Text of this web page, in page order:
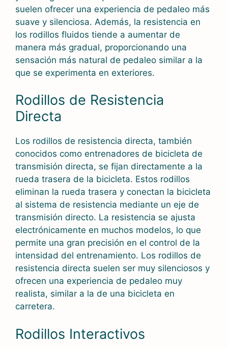
suelen ofrecer una experiencia de pedaleo más
suave y silenciosa. Además, la resistencia en
los rodillos fluidos tiende a aumentar de
manera más gradual, proporcionando una
sensación más natural de pedaleo similar a la
que se experimenta en exteriores.
Rodillos de Resistencia
Directa
Los rodillos de resistencia directa, también
conocidos como entrenadores de bicicleta de
transmisión directa, se fijan directamente a la
rueda trasera de la bicicleta. Estos rodillos
eliminan la rueda trasera y conectan la bicicleta
al sistema de resistencia mediante un eje de
transmisión directo. La resistencia se ajusta
electrónicamente en muchos modelos, lo que
permite una gran precisión en el control de la
intensidad del entrenamiento. Los rodillos de
resistencia directa suelen ser muy silenciosos y
ofrecen una experiencia de pedaleo muy
realista, similar a la de una bicicleta en
carretera.
Rodillos Interactivos